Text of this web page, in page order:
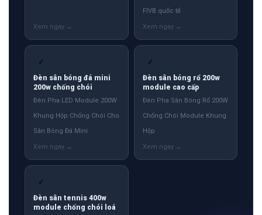
FIVB quốc tế
✓
Đèn sân bóng đá mini
200w chống chói
Đèn Pha LED Module 200W
Khung Hộp Chống Chói Cho
Sân Bóng Đá Mini
✓
Đèn sân bóng rổ 200w
module cao cấp
Đèn Pha Sân Bóng Rổ 200W
Chống Chói Module Khung
Hộp
✓
Đèn sân tennis 400w
module chống chói loá